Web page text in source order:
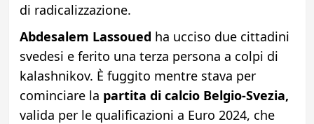
di radicalizzazione.
Abdesalem Lassoued ha ucciso due cittadini
svedesi e ferito una terza persona a colpi di
kalashnikov. È fuggito mentre stava per
cominciare la partita di calcio Belgio-Svezia,
valida per le qualificazioni a Euro 2024, che